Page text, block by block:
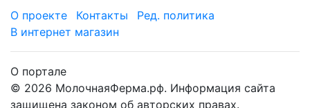
О проекте
Контакты
Ред. политика
В интернет магазин
О портале
© 2026 МолочнаяФерма.рф. Информация сайта
защищена законом об авторских правах.